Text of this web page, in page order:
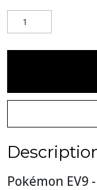
Pokémon EV9